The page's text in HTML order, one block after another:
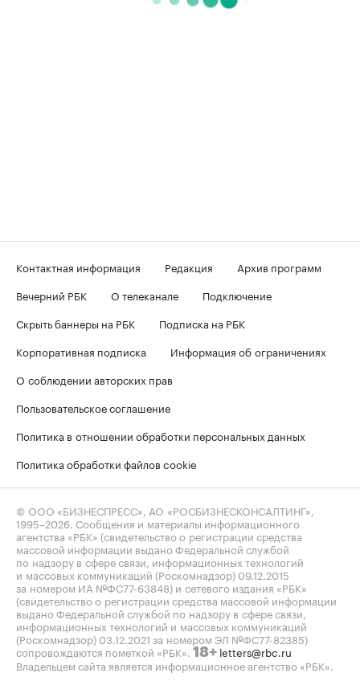
Контактная информация Редакция
Архив программ
Вечерний РБК
О телеканале
Подключение
Скрыть баннеры на РБК
Подписка на РБК
Корпоративная подписка
Информация об ограничениях
О соблюдении авторских прав
Пользовательское соглашение
Политика в отношении обработки персональных данных
Политика обработки файлов cookie
© ООО «БИЗНЕСПРЕСС», АО «РОСБИЗНЕСКОНСАЛТИНГ»,
1995–2026 . Сообщения и материалы информационного
агентства «РБК» (свидетельство о регистрации средства
массовой информации выдано Федеральной службой
по надзору в сфере связи, информационных технологий
и массовых коммуникаций (Роскомнадзор) 09.12.2015
за номером ИА №ФС77-63848) и сетевого издания «РБК»
(свидетельство о регистрации средства массовой информации
выдано Федеральной службой по надзору в сфере связи,
информационных технологий и массовых коммуникаций
(Роскомнадзор) 03.12.2021 за номером ЭЛ №ФС77-82385)
сопровождаются пометкой «РБК». 18+ letters@rbc.ru
Владельцем сайта является информационное агентство «РБК».